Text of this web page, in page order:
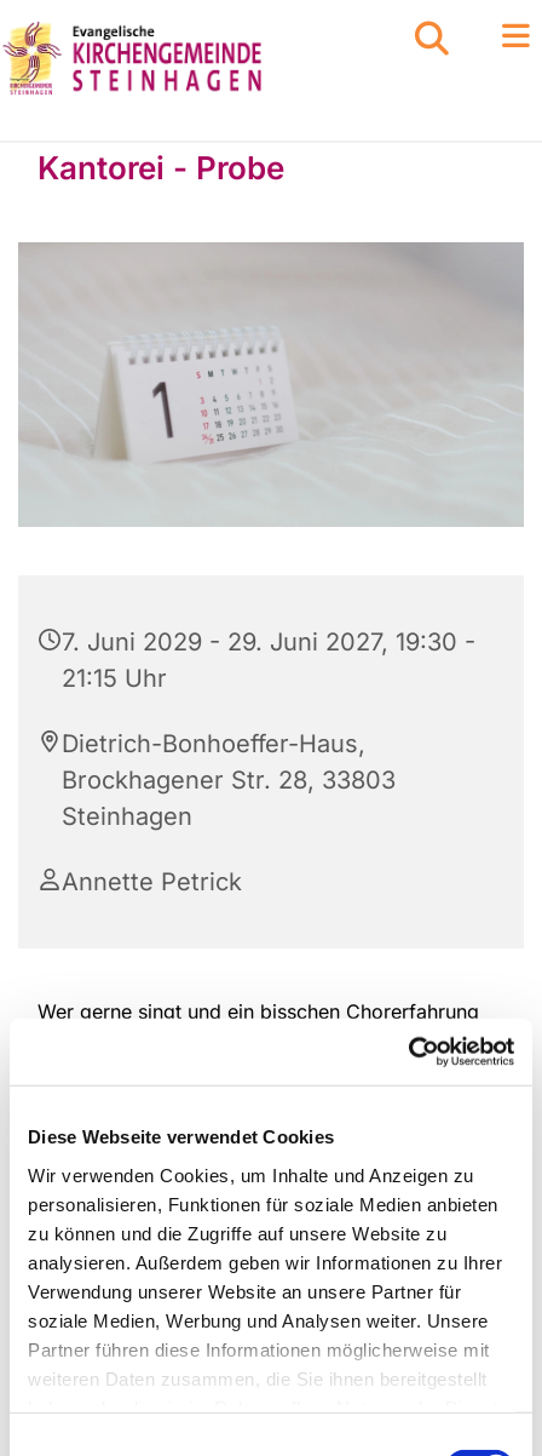
Diese Webseite verwendet Cookies
Wir verwenden Cookies, um Inhalte und Anzeigen zu
personalisieren, Funktionen für soziale Medien anbieten
zu können und die Zugriffe auf unsere Website zu
analysieren. Außerdem geben wir Informationen zu Ihrer
Verwendung unserer Website an unsere Partner für
soziale Medien, Werbung und Analysen weiter. Unsere
Partner führen diese Informationen möglicherweise mit
weiteren Daten zusammen, die Sie ihnen bereitgestellt
Kantorei - Probe
7. Juni 2029 - 29. Juni 2027, 19:30 -
21:15 Uhr
Dietrich-Bonhoeffer-Haus,
Brockhagener Str. 28, 33803
Steinhagen
Annette Petrick
Wer gerne singt und ein bisschen Chorerfahrung
hat, ist herzlich willkommen, bei der Kantorei
reinzuschauen und mitzumachen. Das Repertoire
Komponisten wie Bach, Mendelssohn, Schütz,
Gospels. Die Mitglieder gemischten Alters singen
bei Konzerten, aber auch in Gottesdiensten und bei
anderen Gemeindeveranstalltungen.